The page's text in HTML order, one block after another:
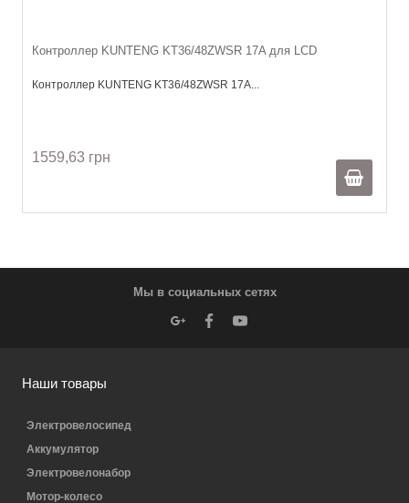
Контроллер KUNTENG KT36/48ZWSR 17A для LCD
Контроллер KUNTENG KT36/48ZWSR 17A...
1559,63 грн
Мы в социальных сетях
Наши товары
Электровелосипед
Аккумулятор
Электровелонабор
Мотор-колесо